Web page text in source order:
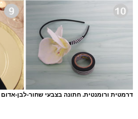
דרמטית ורומנטית. חתונה בצבעי שחור-לבן-אדום